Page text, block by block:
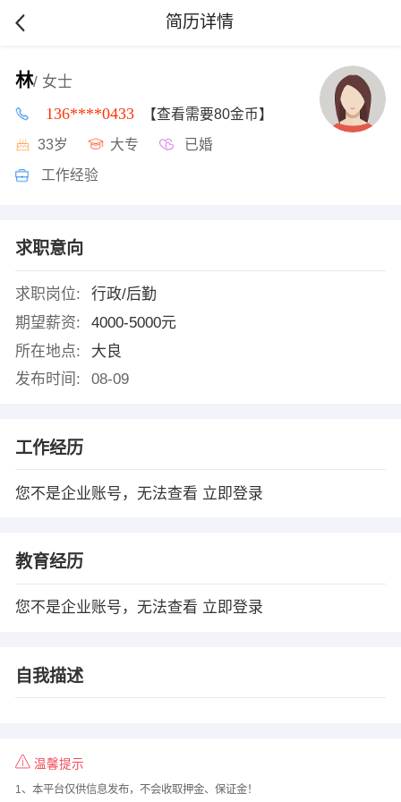
简历详情
林/ 女士
136****0433 【查看需要80金币】
33岁 大专 已婚
工作经验
求职意向
求职岗位:
行政/后勤
期望薪资:
4000-5000元
所在地点:
大良
发布时间:
08-09
工作经历
您不是企业账号，无法查看 立即登录
教育经历
您不是企业账号，无法查看 立即登录
自我描述
温馨提示
1、本平台仅供信息发布，不会收取押金、保证金！